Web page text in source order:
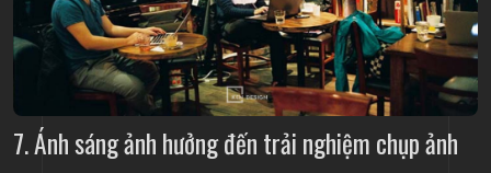
7. Ánh sáng ảnh hưởng đến trải nghiệm chụp ảnh